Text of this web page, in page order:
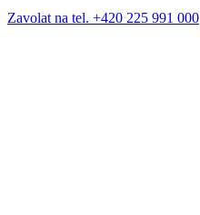
Zavolat na tel. +420 225 991 000